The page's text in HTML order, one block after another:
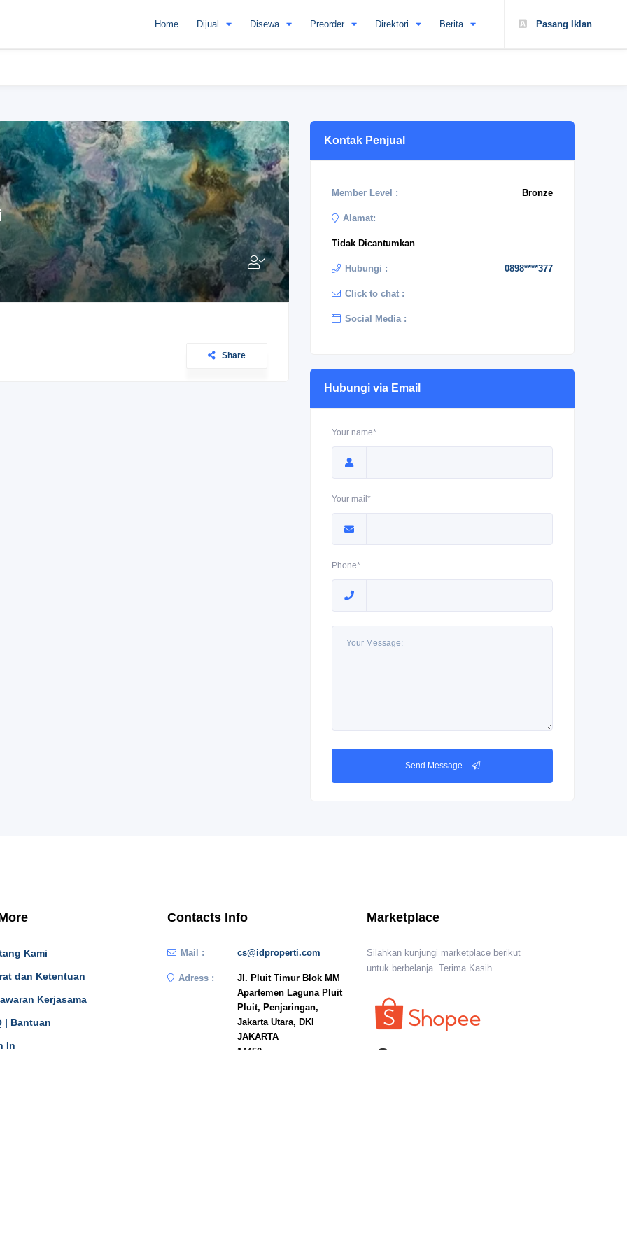
Pasang Iklan
Home Dijual Disewa Preorder Direktori Berita
Share
Kontak Penjual
Member Level : Bronze
Alamat:
Tidak Dicantumkan
Hubungi : 0898****377
Click to chat :
Social Media :
Hubungi via Email
Your name*
Your mail*
Phone*
Send Message
Kami
dan Ketentuan
Kerjasama
| Bantuan
In
Contacts Info
Mail : cs@idproperti.com
Adress :
Jl. Pluit Timur Blok MM
Apartemen Laguna Pluit
Pluit, Penjaringan,
Jakarta Utara, DKI
JAKARTA
14450
Marketplace
Silahkan kunjungi marketplace berikut
untuk berbelanja. Terima Kasih